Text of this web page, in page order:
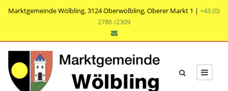
Marktgemeinde Wölbling, 3124 Oberwölbling, Oberer Markt 1 | +43 (0)
2786 /2309